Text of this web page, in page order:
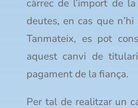
càrrec de l’import de
deutes, en cas que
Tanmateix, es pot
aquest canvi de
pagament de la fiança.
Per tal de realitzar un